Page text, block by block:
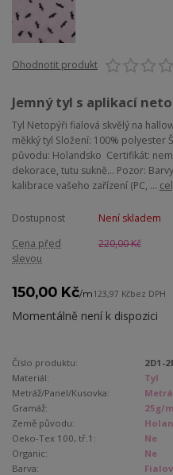
Ohodnotit produkt
Jemný tyl s aplikací
Tyl Netopýři fialová skvělý na
měkký tyl Složení: 100% polyester
původu: Holandsko Certifikát:
dekorace, tutu sukně... Pozor:
kalibrace vašeho zařízení (PC, ...
Dostupnost
Není skladem
Cena před
slevou
220,00 Kč
150,00 Kč/m123,97 Kčbez DPH
Momentálně není k dispozici
Číslo produktu:
2D1-
Materiál:
Tyl
Metráž/Panel/Kusovka:
Gramáž:
25g/
Země původu:
Oeko-Tex 100, tř.1:
Ne
Organic:
Ne
Barva: